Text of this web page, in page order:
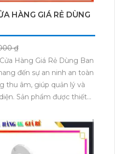
không gian cửa hàng.
này để nâng cao sự
bạn.
HÀNG GIÁ RẺ DÙNG